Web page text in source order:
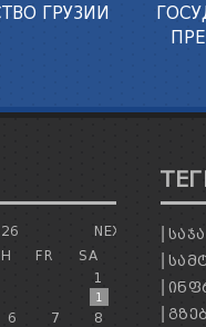
ГРУЗИИ
NEXT
FR
SA
1
1
6 7 8